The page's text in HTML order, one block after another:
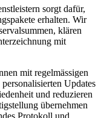
sorgt dafür,
erhalten. Wir
klären
mit
mit regelmässigen
Updates
und reduzieren
übernehmen
Protokoll und